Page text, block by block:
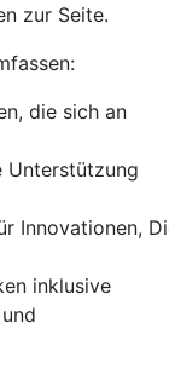
zur Seite.
die sich an
Unterstützung
Innovationen,
inklusive